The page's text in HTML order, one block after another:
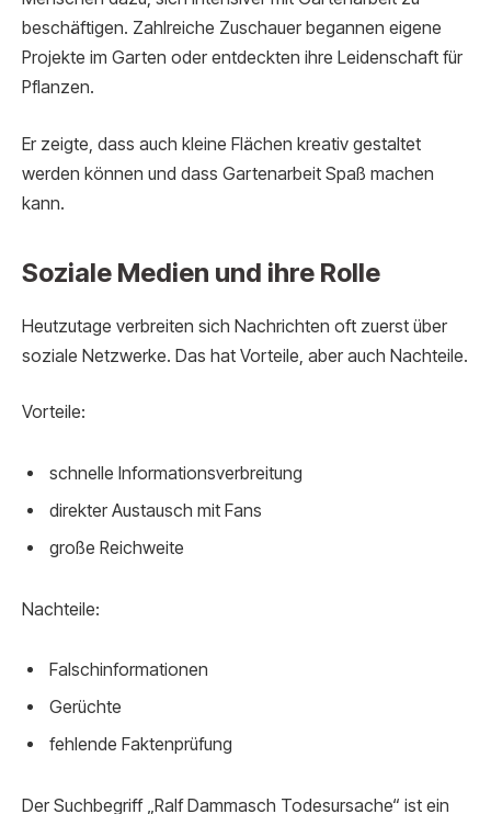
beschäftigen. Zahlreiche Zuschauer begannen eigene
Projekte im Garten oder entdeckten ihre Leidenschaft für
Pflanzen.
Er zeigte, dass auch kleine Flächen kreativ gestaltet
werden können und dass Gartenarbeit Spaß machen
kann.
Soziale Medien und ihre Rolle
Heutzutage verbreiten sich Nachrichten oft zuerst über
soziale Netzwerke. Das hat Vorteile, aber auch Nachteile.
Vorteile:
schnelle Informationsverbreitung
direkter Austausch mit Fans
große Reichweite
Nachteile:
Falschinformationen
Gerüchte
fehlende Faktenprüfung
Der Suchbegriff „Ralf Dammasch Todesursache“ ist ein